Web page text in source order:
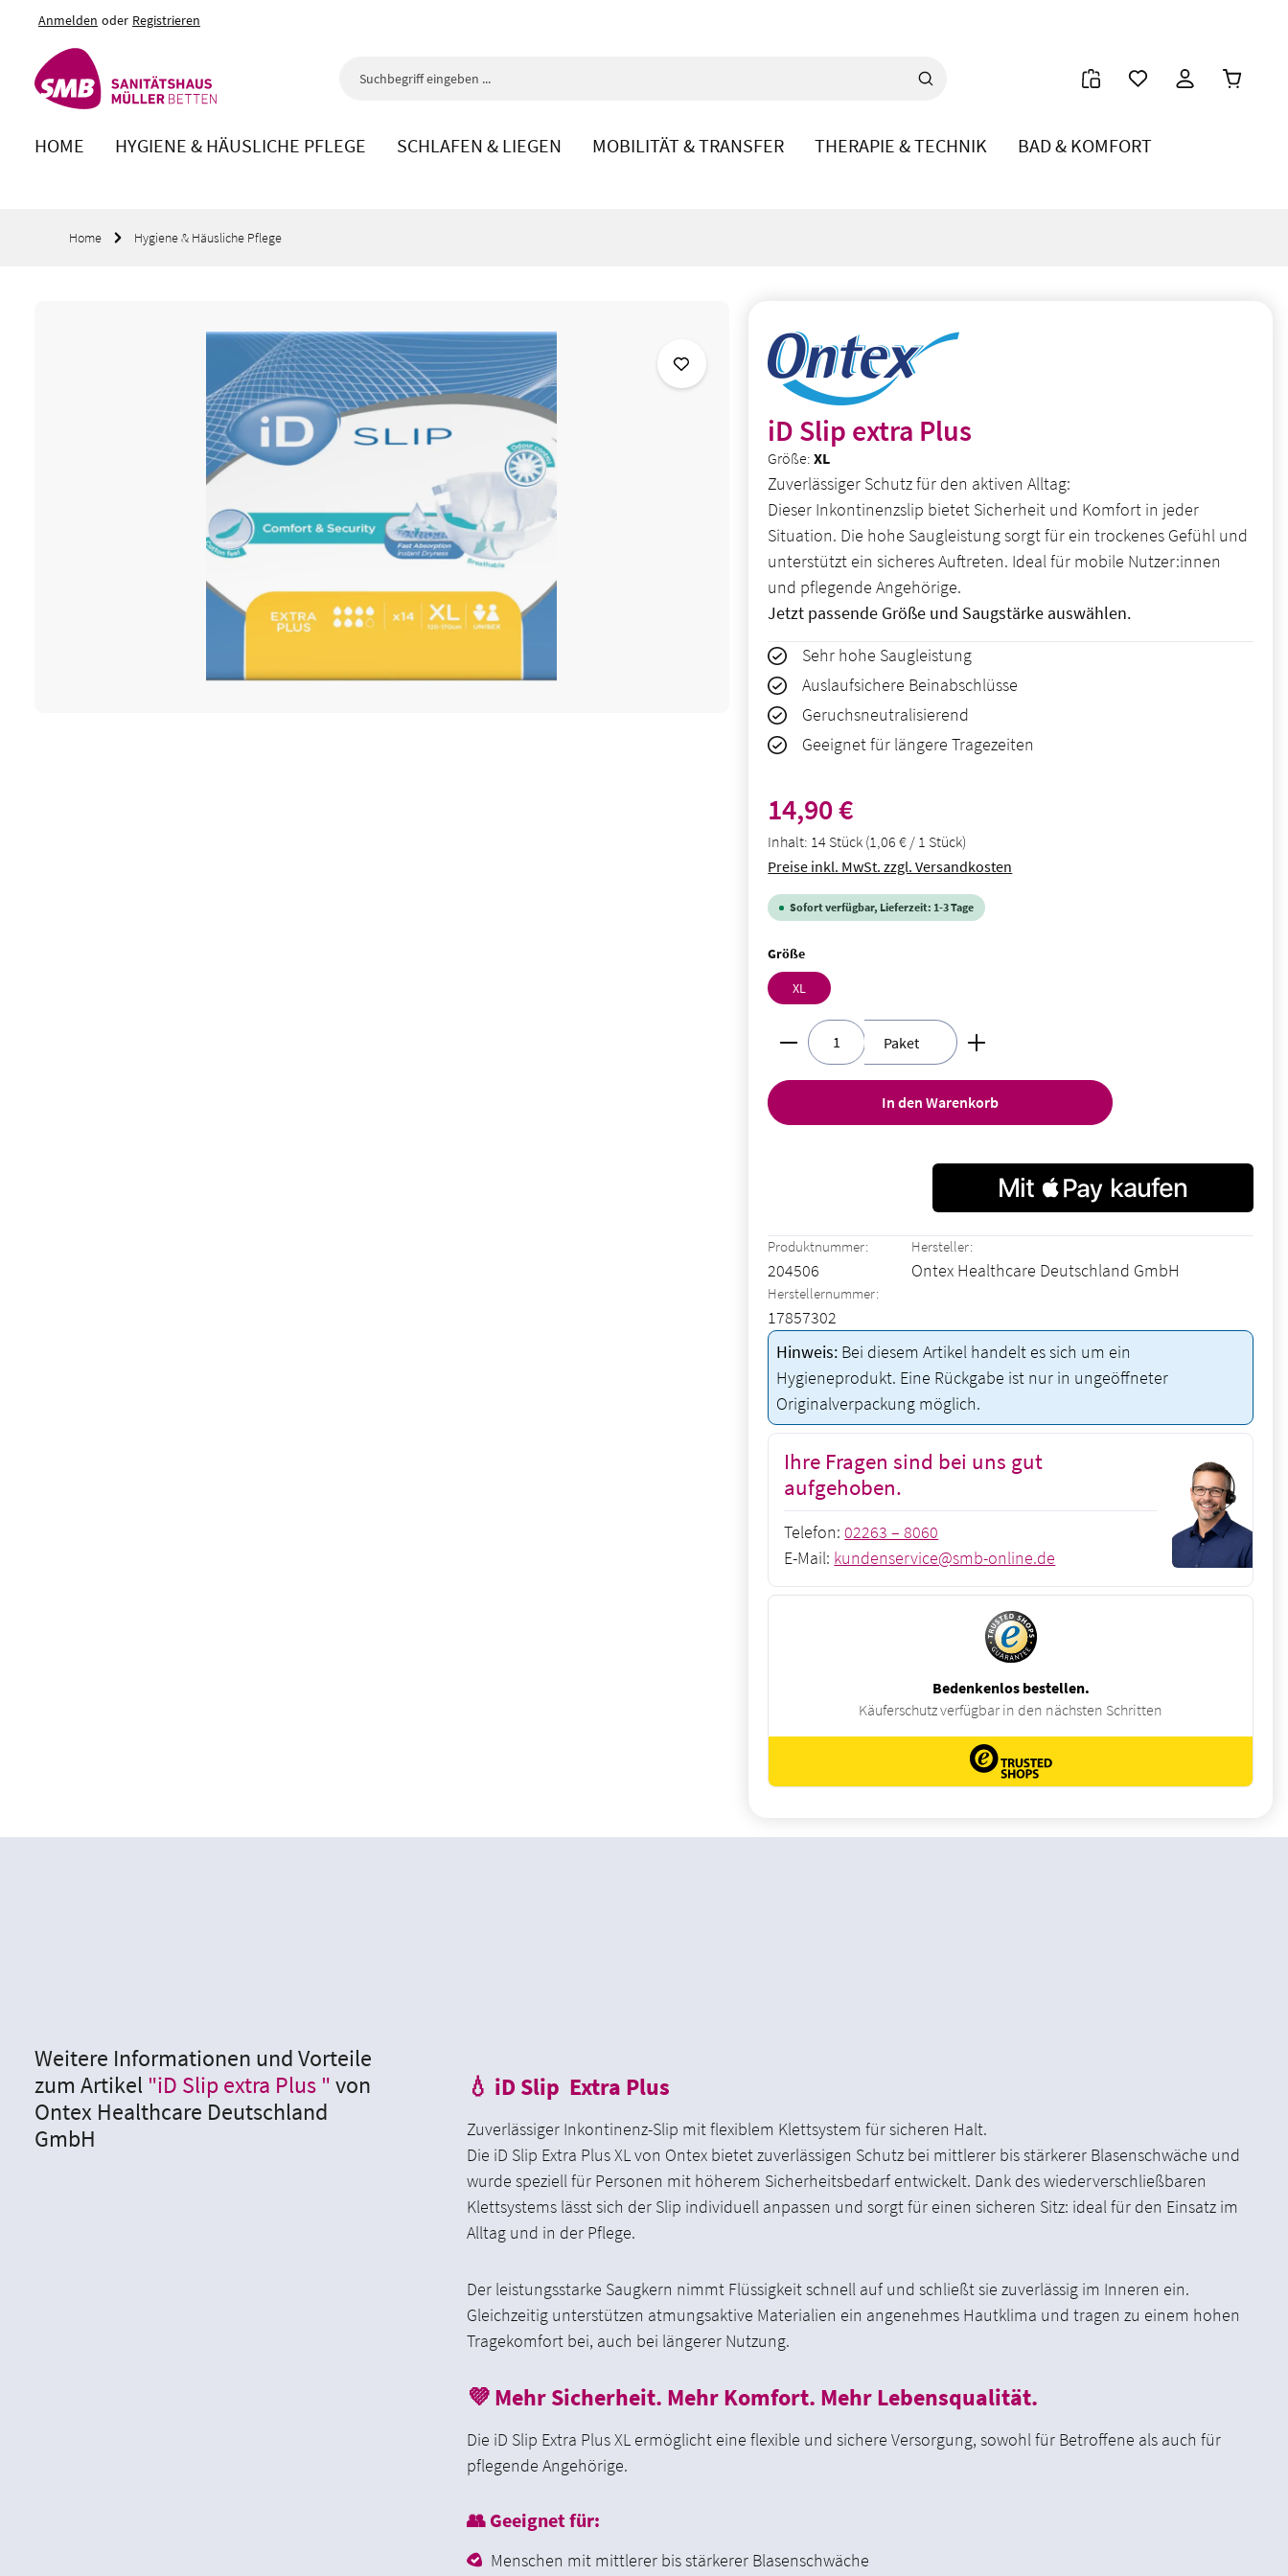
Hauptinhalt springen
Zur Suche springen
Zur Hauptnavigation springen
Anmelden oder Registrieren
HOME HYGIENE & HÄUSLICHE PFLEGE SCHLAFEN & LIEGEN MOBILITÄT & TRANSFER THERAPIE & TECHNIK BAD & KOMFORT
Home Hygiene & Häusliche Pflege
iD Slip extra Plus
Größe:XL
Zuverlässiger Schutz für den aktiven Alltag:
Dieser Inkontinenzslip bietet Sicherheit und Komfort in jeder
Situation. Die hohe Saugleistung sorgt für ein trockenes Gefühl und
unterstützt ein sicheres Auftreten. Ideal für mobile Nutzer:innen
und pflegende Angehörige.
Jetzt passende Größe und Saugstärke auswählen.
Sehr hohe Saugleistung
Auslaufsichere Beinabschlüsse
Geruchsneutralisierend
Geeignet für längere Tragezeiten
Regulärer Preis:
14,90 €
Inhalt: 14 Stück (1,06 € / 1 Stück)
Preise inkl. MwSt. zzgl. Versandkosten
Sofort verfügbar, Lieferzeit: 1-3 Tage
Größeauswählen
XL
Produkt Anzahl: Gib den gewünschten Wert ein oder
Paket
In den Warenkorb
Produktnummer:
204506
Hersteller:
Ontex Healthcare Deutschland GmbH
Herstellernummer:
17857302
Hinweis: Bei diesem Artikel handelt es sich um ein
Hygieneprodukt. Eine Rückgabe ist nur in ungeöffneter
Originalverpackung möglich.
Ihre Fragen sind bei uns gut
aufgehoben.
Telefon:02263 – 8060
E-Mail: kundenservice@smb-online.de
Weitere Informationen und Vorteile
zum Artikel "iD Slip extra Plus "von
Ontex Healthcare Deutschland
GmbH
💧 iD Slip Extra Plus
Zuverlässiger Inkontinenz-Slip mit flexiblem Klettsystem für sicheren Halt.
Die iD Slip Extra Plus XL von Ontex bietet zuverlässigen Schutz bei mittlerer bis stärkerer Blasenschwäche und
wurde speziell für Personen mit höherem Sicherheitsbedarf entwickelt. Dank des wiederverschließbaren
Klettsystems lässt sich der Slip individuell anpassen und sorgt für einen sicheren Sitz: ideal für den Einsatz im
Alltag und in der Pflege.
Der leistungsstarke Saugkern nimmt Flüssigkeit schnell auf und schließt sie zuverlässig im Inneren ein.
Gleichzeitig unterstützen atmungsaktive Materialien ein angenehmes Hautklima und tragen zu einem hohen
Tragekomfort bei, auch bei längerer Nutzung.
💜 Mehr Sicherheit. Mehr Komfort. Mehr Lebensqualität.
Die iD Slip Extra Plus XL ermöglicht eine flexible und sichere Versorgung, sowohl für Betroffene als auch für
pflegende Angehörige.
👥 Geeignet für:
Menschen mit mittlerer bis stärkerer Blasenschwäche